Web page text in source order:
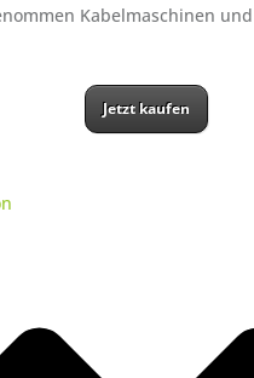
Kabelmaschinen
Jetzt kaufen